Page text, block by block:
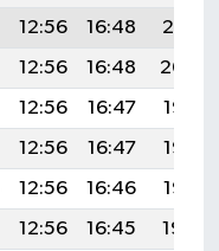
12:56 16:48
20:01
12:56 16:48
20:00
12:56 16:47
19:58
12:56 16:47
19:57
12:56 16:46
19:56
12:56 16:45
19:54